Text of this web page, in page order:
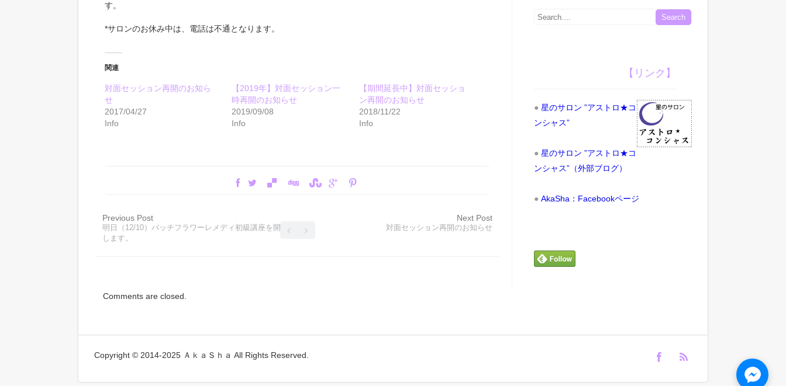
す。
*サロンのお休み中は、電話は不通となります。
関連
対面セッション再開のお知ら
せ
2017/04/27
Info
【2019年】対面セッション一
時再開のお知らせ
2019/09/08
Info
【期間延長中】対面セッショ
ン再開のお知らせ
2018/11/22
Info
Previous Post
明日（12/10）バッチフラワーレメディ初級講座を開催
します。
Next Post
対面セッション再開のお知らせ
Comments are closed.
【リンク】
●星のサロン ”アストロ★コ
ンシャス”
●星のサロン ”アストロ★コ
ンシャス”（外部ブログ）
●AkaSha：Facebookページ
Copyright © 2014-2025 ＡｋａＳｈａ All Rights Reserved.